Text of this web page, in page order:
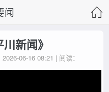
闻
新闻》
06-16 08:21 | 阅读：